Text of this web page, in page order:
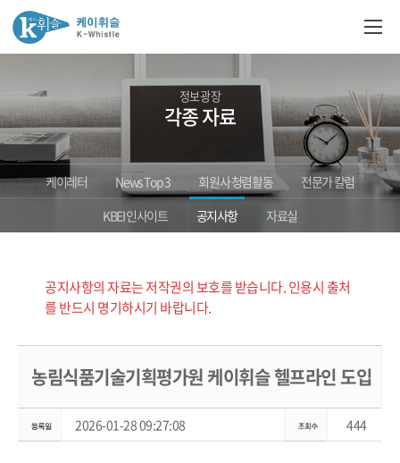
정보광장
각종 자료
케이레터 News Top 3 회원사 청렴활동
전문가 칼럼
KBEI 인사이트
공지사항 자료실
공지사항의 자료는 저작권의 보호를 받습니다. 인용시 출처
를 반드시 명기하시기 바랍니다.
농림식품기술기획평가원 케이휘슬 헬프라인 도입
2026-01-28 09:27:08 444